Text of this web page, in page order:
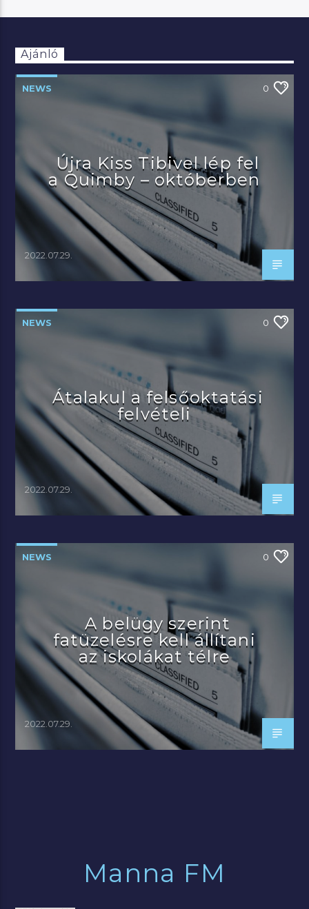
Ajánló
NEWS 0
Újra Kiss Tibivel lép fel
a Quimby – októberben
2022.07.29.
NEWS 0
Átalakul a felsőoktatási
felvételi
2022.07.29.
NEWS 0
A belügy szerint
fatüzelésre kell állítani
az iskolákat télre
2022.07.29.
Manna FM